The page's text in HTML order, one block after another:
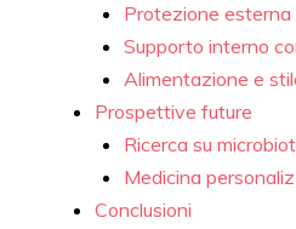
Protezione esterna
Supporto interno
Alimentazione e
Prospettive future
Ricerca su
Medicina
Conclusioni